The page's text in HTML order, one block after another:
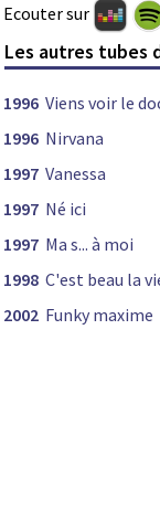
Ecouter sur
Les autres tubes
1996 Viens voir le
1996 Nirvana
1997 Vanessa
1997 Né ici
1997 Ma s... à moi
1998 C'est beau la
2002 Funky maxime